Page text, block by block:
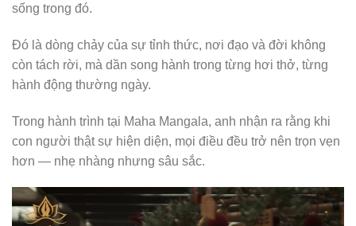
sống trong đó.
Đó là dòng chảy của sự tỉnh thức, nơi đạo và đời không
còn tách rời, mà dần song hành trong từng hơi thở, từng
hành động thường ngày.
Trong hành trình tại Maha Mangala, anh nhận ra rằng khi
con người thật sự hiện diện, mọi điều đều trở nên trọn vẹn
hơn — nhẹ nhàng nhưng sâu sắc.